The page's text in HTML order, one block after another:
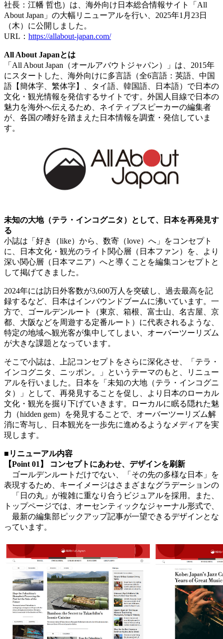
社長：江幡 哲也）は、海外向け日本総合情報サイト「All
About Japan」の大幅リニューアルを行い、2025年1月23日
（木）に公開しました。
URL： https://allabout-japan.com/
All About Japanとは
「All About Japan（オールアバウトジャパン）」は、2015年
にスタートした、海外向けに多言語（全6言語：英語、中国
語【簡体字、繁体字】、タイ語、韓国語、日本語）で日本の
文化・観光情報を発信するサイトです。外国人目線で日本の
魅力を海外へ伝えるため、ネイティブスピーカーの編集者
が、各国の嗜好を踏まえた日本情報を調査・発信していま
す。
未知の大地（テラ・インコグニタ）として、日本を再発見す
る
小誌は「好き（like）から、数寄（love）へ」をコンセプト
に、日本文化・観光のライト関心層（日本ファン）を、より
深い関心層（日本マニア）へと導くことを編集コンセプトと
して掲げてきました。
2024年には訪日外客数が3,600万人を突破し、過去最高を記
録するなど、日本はインバウンドブームに沸いています。一
方で、ゴールデンルート（東京、箱根、富士山、名古屋、京
都、大阪などを周遊する定番ルート）に代表されるような、
特定の地域へ観光客が集中してしまい、オーバーツーリズム
が大きな課題となっています。
そこで小誌は、上記コンセプトをさらに深化させ、「テラ・
インコグニタ、ニッポン。」というテーマのもと、リニュー
アルを行いました。日本を「未知の大地（テラ・インコグニ
タ）」として、再発見することを促し、より日本のローカル
文化・観光を掘り下げていきます。ローカルに眠る隠れた魅
力（hidden gem）を発見することで、オーバーツーリズム解
消に寄与し、日本観光を一歩先に進めるようなメディアを実
現します。
■リニューアル内容
【Point 01】 コンセプトにあわせ、デザインを刷新
ゴールデンルートだけでない、「その先の多様な日本」を
表現するため、キーイメージはさまざまなグラデーションの
「日の丸」が複雑に重なり合うビジュアルを採用。また、
トップページでは、オーセンティックなジャーナル形式で、
最新の編集部ピックアップ記事が一望できるデザインとな
っています。